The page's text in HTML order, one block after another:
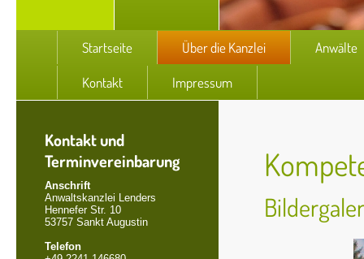
Startseite Über die Kanzlei Anwälte
Kontakt Impressum
Kontakt und
Terminvereinbarung
Anschrift
Anwaltskanzlei Lenders
Hennefer Str. 10
53757 Sankt Augustin
Telefon